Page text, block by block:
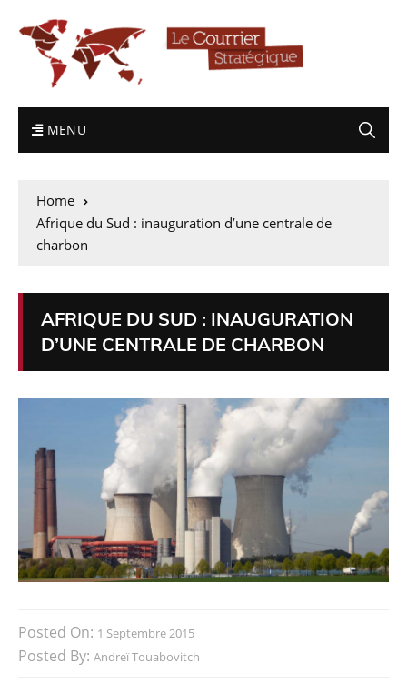
MENU
Home
Afrique du Sud : inauguration d’une centrale de
charbon
AFRIQUE DU SUD : INAUGURATION
D’UNE CENTRALE DE CHARBON
Posted On: 1 Septembre 2015
Posted By: Andreï Touabovitch